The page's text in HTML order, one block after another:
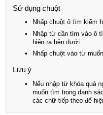
Sử dụng chuột
Nhấp chuột ô tìm kiếm
Nhập từ cần tìm vào ô
hiện ra bên dưới.
Nhấp chuột vào từ
Lưu ý
Nếu nhập từ khóa quá
muốn tìm trong danh
các chữ tiếp theo để